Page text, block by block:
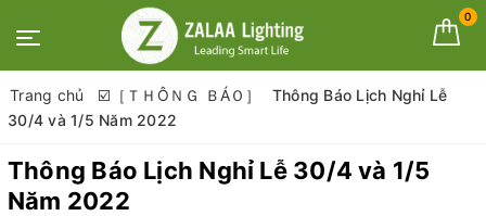
0
Trang chủ ☑️［ＴＨÔＮＧ ＢÁＯ］
Thông Báo Lịch Nghỉ Lễ
30/4 và 1/5 Năm 2022
Thông Báo Lịch Nghỉ Lễ 30/4 và 1/5
Năm 2022